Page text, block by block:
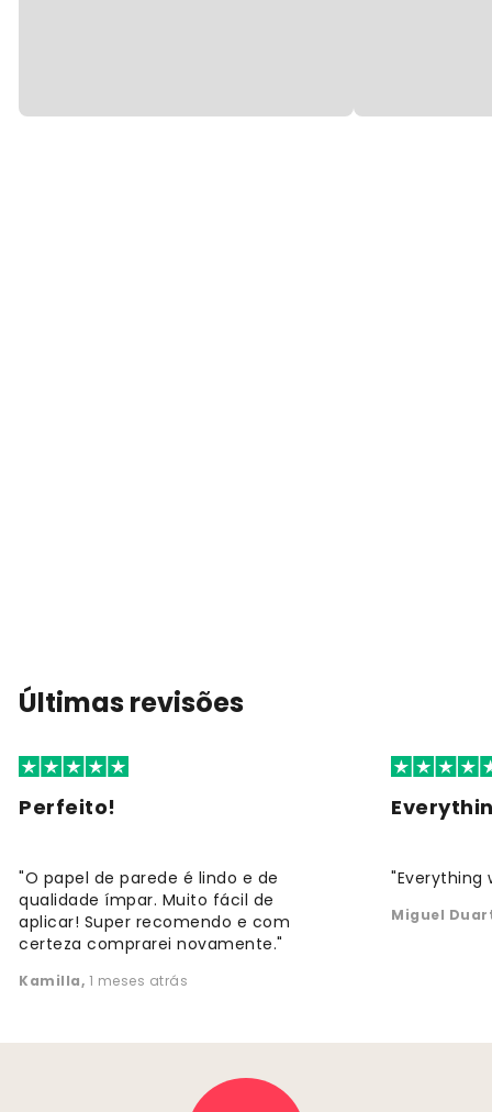
Últimas revisões
Perfeito!
"O papel de parede é lindo e de
qualidade ímpar. Muito fácil de
aplicar! Super recomendo e com
certeza comprarei novamente."
Kamilla, 1 meses atrás
"Everything
Miguel